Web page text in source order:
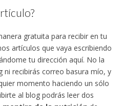
gratuita para recibir en tu
artículos que vaya escribiendo
tu dirección aquí. No la
ni recibirás correo basura mío, y
momento haciendo un sólo
al blog podrás leer dos